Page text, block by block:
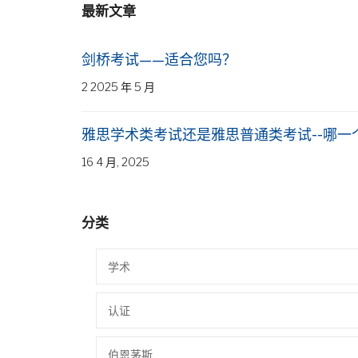
最新文章
剑桥考试——适合您吗？
2 2025 年 5 月
雅思学术类考试还是雅思普通类考试--哪一
16 4 月, 2025
分类
学术
认证
伯恩茅斯